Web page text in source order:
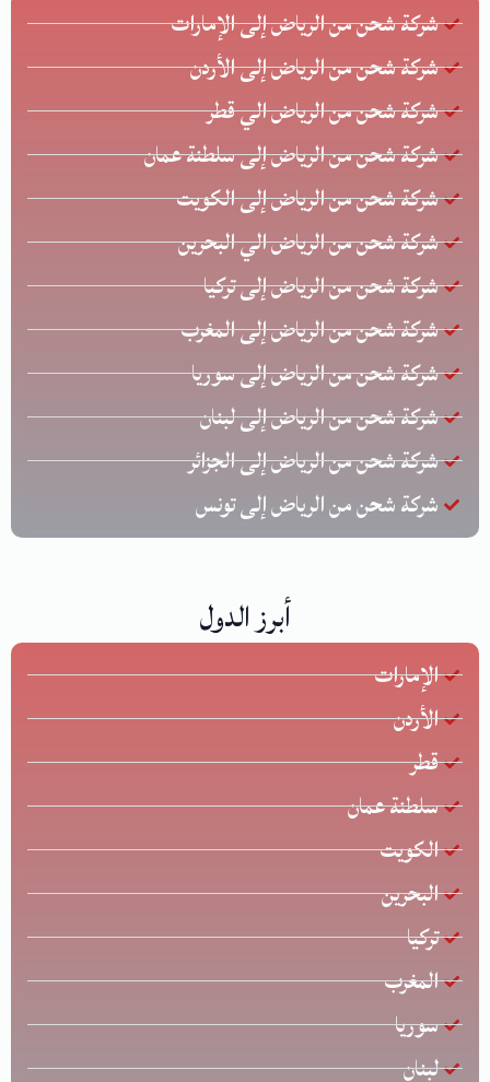
شركة شحن من الرياض إلى الإمارات
شركة شحن من الرياض إلى الأردن
شركة شحن من الرياض الي قطر
شركة شحن من الرياض إلى سلطنة عمان
شركة شحن من الرياض إلى الكويت
شركة شحن من الرياض الي البحرين
شركة شحن من الرياض إلى تركيا
شركة شحن من الرياض إلى المغرب
شركة شحن من الرياض إلى سوريا
شركة شحن من الرياض إلى لبنان
شركة شحن من الرياض إلى الجزائر
شركة شحن من الرياض إلى تونس
أبرز الدول
الإمارات
الأردن
قطر
سلطنة عمان
الكويت
البحرين
تركيا
المغرب
سوريا
لبنان